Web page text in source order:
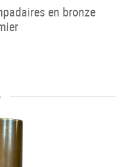
en bronze